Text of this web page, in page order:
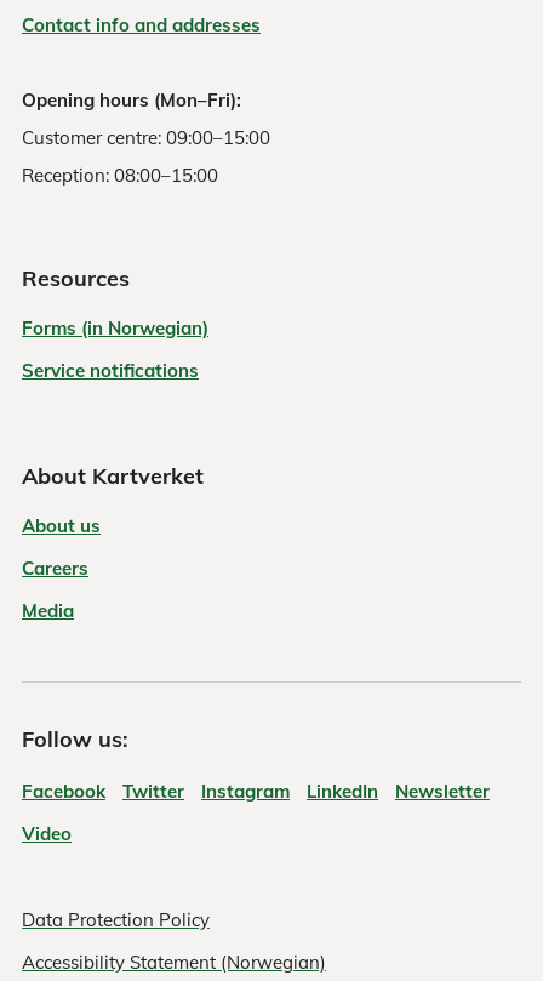
Contact info and addresses
Opening hours (Mon–Fri):
Customer centre: 09:00–15:00
Reception: 08:00–15:00
Resources
Forms (in Norwegian)
Service notifications
About Kartverket
About us
Careers
Media
Follow us:
Facebook Twitter Instagram LinkedIn
Newsletter
Video
Data Protection Policy
Accessibility Statement (Norwegian)